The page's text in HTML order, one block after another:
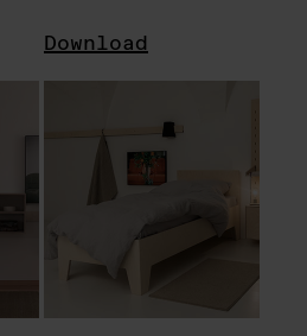
Download